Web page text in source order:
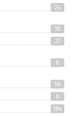
24
18
27
6
54
6
184